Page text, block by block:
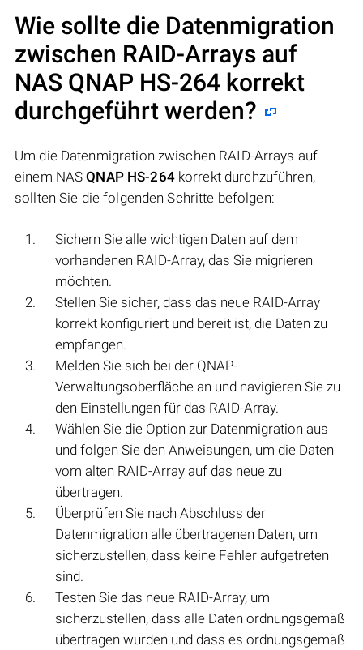
Wie sollte die Datenmigration
zwischen RAID-Arrays auf
NAS QNAP HS-264 korrekt
durchgeführt werden?
Um die Datenmigration zwischen RAID-Arrays auf
einem NASQNAP HS-264korrekt durchzuführen,
sollten Sie die folgenden Schritte befolgen:
Sichern Sie alle wichtigen Daten auf dem
vorhandenen RAID-Array, das Sie migrieren
möchten.
Stellen Sie sicher, dass das neue RAID-Array
korrekt konfiguriert und bereit ist, die Daten zu
empfangen.
Melden Sie sich bei der QNAP-
Verwaltungsoberfläche an und navigieren Sie zu
den Einstellungen für das RAID-Array.
Wählen Sie die Option zur Datenmigration aus
und folgen Sie den Anweisungen, um die Daten
vom alten RAID-Array auf das neue zu
übertragen.
Überprüfen Sie nach Abschluss der
Datenmigration alle übertragenen Daten, um
sicherzustellen, dass keine Fehler aufgetreten
sind.
Testen Sie das neue RAID-Array, um
sicherzustellen, dass alle Daten ordnungsgemäß
übertragen wurden und dass es ordnungsgemäß